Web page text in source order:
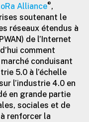
Alliance®,
soutenant le
réseaux étendus à
de l’Internet
comment
conduisant
5.0 à l’échelle
l’industrie 4.0 en
en grande partie
sociales et de
renforcer la